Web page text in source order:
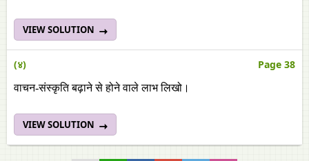
VIEW SOLUTION
(४) Page 38
वाचन-संस्कृति बढ़ाने से होने वाले लाभ लिखो।
VIEW SOLUTION